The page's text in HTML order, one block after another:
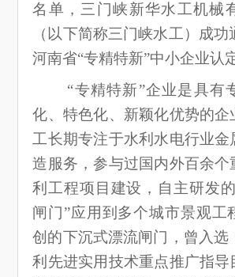
名单，三门峡新华水工机械
（以下简称三门峡水工）成功
河南省“专精特新”中小企业认
“专精特新”企业是具有
化、特色化、新颖化优势的企
工长期专注于水利水电行业金
造服务，参与过国内外百余个
利工程项目建设，自主研发
闸门”应用到多个城市景观工
创的下沉式漂流闸门，曾入选
利先进实用技术重点推广指导